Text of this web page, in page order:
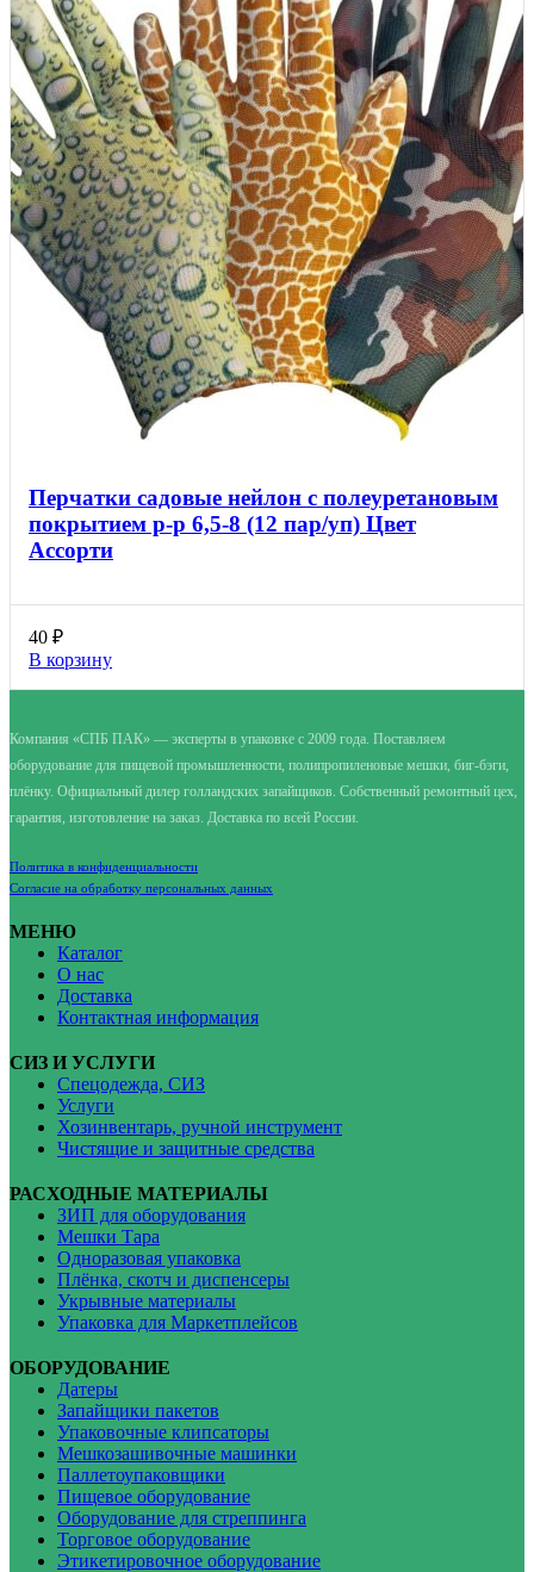
Перчатки садовые нейлон с полеуретановым
покрытием р-р 6,5-8 (12 пар/уп) Цвет
Ассорти
40 ₽
В корзину
Компания «СПБ ПАК» — эксперты в упаковке с 2009 года. Поставляем
оборудование для пищевой промышленности, полипропиленовые мешки, биг-бэги,
плёнку. Официальный дилер голландских запайщиков. Собственный ремонтный цех,
гарантия, изготовление на заказ. Доставка по всей России.
Политика в конфиденциальности
Согласие на обработку персональных данных
МЕНЮ
Каталог
О нас
Доставка
Контактная информация
СИЗ И УСЛУГИ
Спецодежда, СИЗ
Услуги
Хозинвентарь, ручной инструмент
Чистящие и защитные средства
РАСХОДНЫЕ МАТЕРИАЛЫ
ЗИП для оборудования
Мешки Тара
Одноразовая упаковка
Плёнка, скотч и диспенсеры
Укрывные материалы
Упаковка для Маркетплейсов
ОБОРУДОВАНИЕ
Датеры
Запайщики пакетов
Упаковочные клипсаторы
Мешкозашивочные машинки
Паллетоупаковщики
Пищевое оборудование
Оборудование для стреппинга
Торговое оборудование
Этикетировочное оборудование